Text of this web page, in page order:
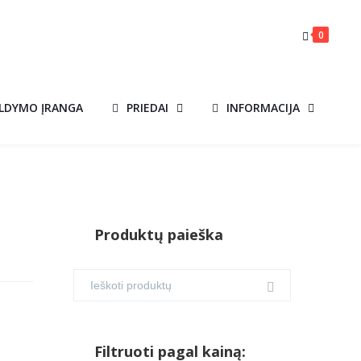
0
ĮRANGA PRIEDAI INFORMACIJA
Produktų paieška
Filtruoti pagal kainą: